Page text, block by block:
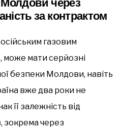
за контрактом
газовим
може мати серйозні
безпеки Молдови, навіть
вже два роки не
її залежність від
зокрема через